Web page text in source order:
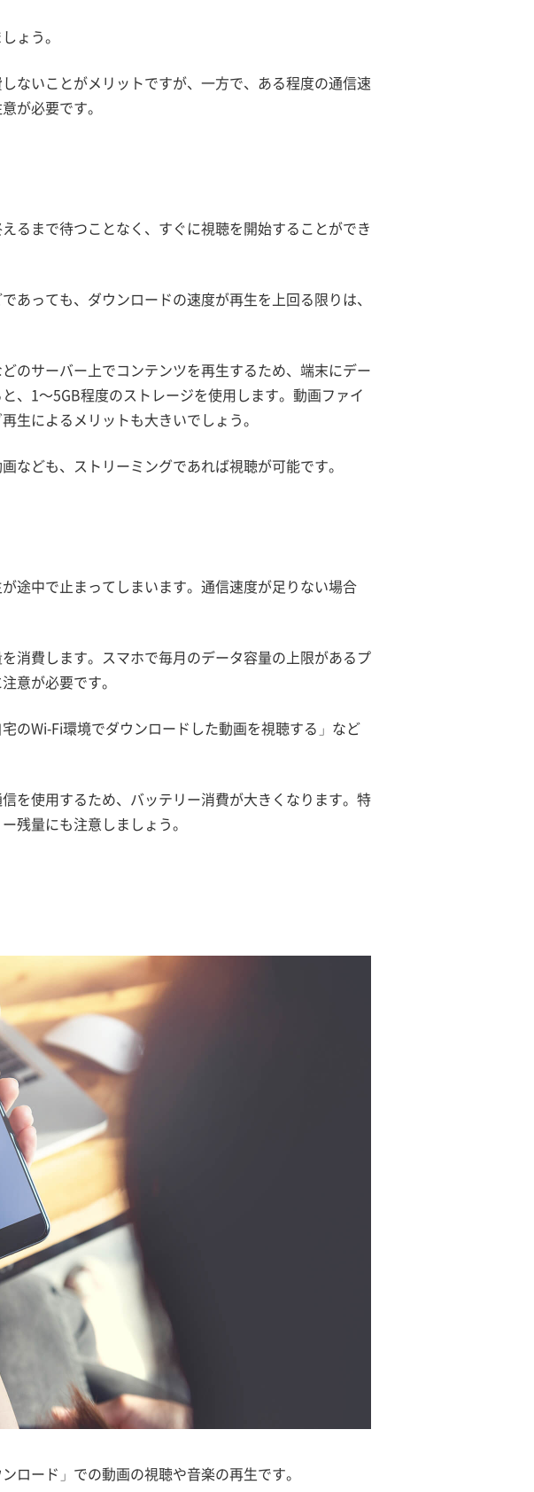
ょう。
ないことがメリットですが、一方で、ある程度の通信速
が必要です。
るまで待つことなく、すぐに視聴を開始することができ
っても、ダウンロードの速度が再生を上回る限りは、
のサーバー上でコンテンツを再生するため、端末にデー
、1～5GB程度のストレージを使用します。動画ファイ
生によるメリットも大きいでしょう。
なども、ストリーミングであれば視聴が可能です。
途中で止まってしまいます。通信速度が足りない場合
消費します。スマホで毎月のデータ容量の上限があるプ
意が必要です。
のWi-Fi環境でダウンロードした動画を視聴する」など
を使用するため、バッテリー消費が大きくなります。特
残量にも注意しましょう。
ロード」での動画の視聴や音楽の再生です。